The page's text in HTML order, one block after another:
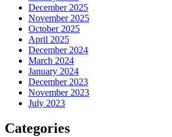
December 2025
November 2025
October 2025
April 2025
December 2024
March 2024
January 2024
December 2023
November 2023
July 2023
Categories